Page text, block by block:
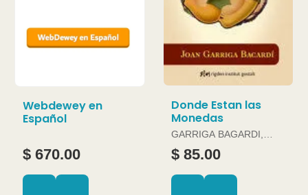
Webdewey en
Español
$ 670.00
Donde Estan las
Monedas
GARRIGA BAGARDI,
JOAN
$ 85.00